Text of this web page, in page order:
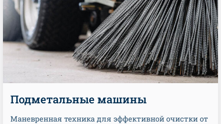
Подметальные машины
Маневренная техника для эффективной очистки от